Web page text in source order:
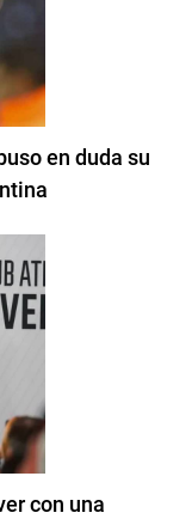
en duda su
con una